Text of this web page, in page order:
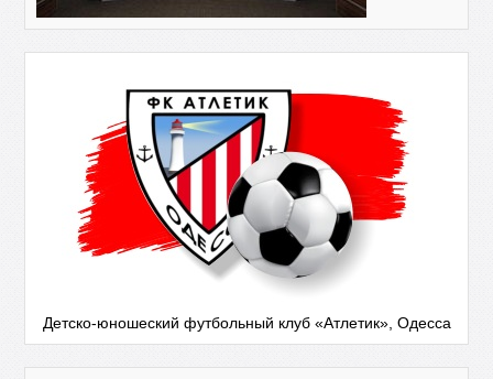
Детско-юношеский футбольный клуб «Атлетик», Одесса